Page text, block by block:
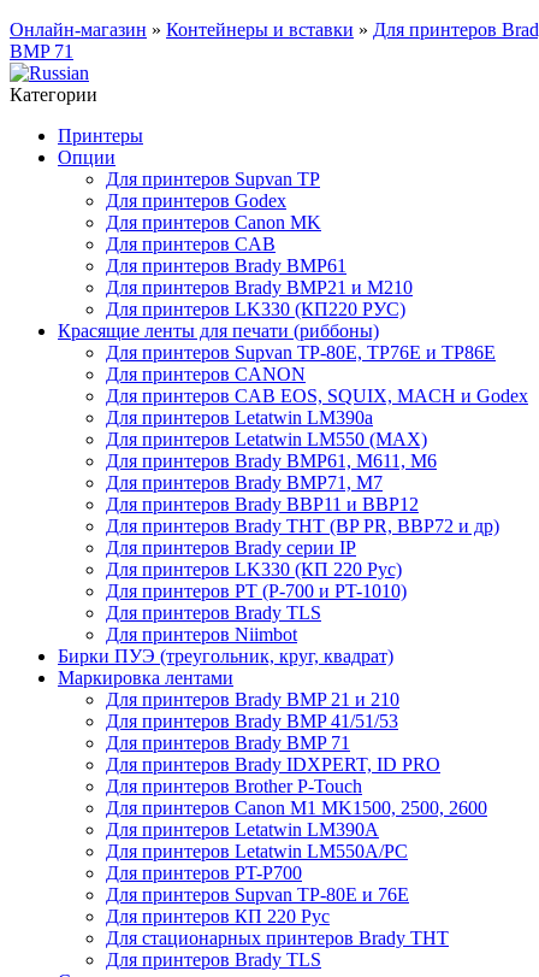
Онлайн-магазин » Контейнеры и вставки » Для принтеров
BMP 71
Категории
Принтеры
Опции
Для принтеров Supvan TP
Для принтеров Godex
Для принтеров Canon MK
Для принтеров CAB
Для принтеров Brady BMP61
Для принтеров Brady BMP21 и M210
Для принтеров LK330 (КП220 РУС)
Красящие ленты для печати (риббоны)
Для принтеров Supvan TP-80E, TP76E и TP86E
Для принтеров CANON
Для принтеров CAB EOS, SQUIX, MACH и Godex
Для принтеров Letatwin LM390a
Для принтеров Letatwin LM550 (MAX)
Для принтеров Brady BMP61, M611, M6
Для принтеров Brady BMP71, M7
Для принтеров Brady BBP11 и BBP12
Для принтеров Brady THT (BP PR, BBP72 и др)
Для принтеров Brady серии IP
Для принтеров LK330 (КП 220 Рус)
Для принтеров PT (P-700 и PT-1010)
Для принтеров Brady TLS
Для принтеров Niimbot
Бирки ПУЭ (треугольник, круг, квадрат)
Маркировка лентами
Для принтеров Brady BMP 21 и 210
Для принтеров Brady BMP 41/51/53
Для принтеров Brady BMP 71
Для принтеров Brady IDXPERT, ID PRO
Для принтеров Brother P-Touch
Для принтеров Canon M1 MK1500, 2500, 2600
Для принтеров Letatwin LM390A
Для принтеров Letatwin LM550A/PC
Для принтеров PT-P700
Для принтеров Supvan TP-80E и 76E
Для принтеров КП 220 Рус
Для стационарных принтеров Brady THT
Для принтеров Brady TLS